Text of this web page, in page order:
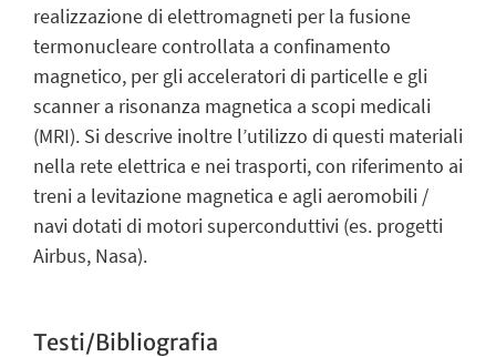
realizzazione di elettromagneti per la fusione
termonucleare controllata a confinamento
magnetico, per gli acceleratori di particelle e gli
scanner a risonanza magnetica a scopi medicali
(MRI). Si descrive inoltre l’utilizzo di questi materiali
nella rete elettrica e nei trasporti, con riferimento ai
treni a levitazione magnetica e agli aeromobili /
navi dotati di motori superconduttivi (es. progetti
Airbus, Nasa).
Testi/Bibliografia